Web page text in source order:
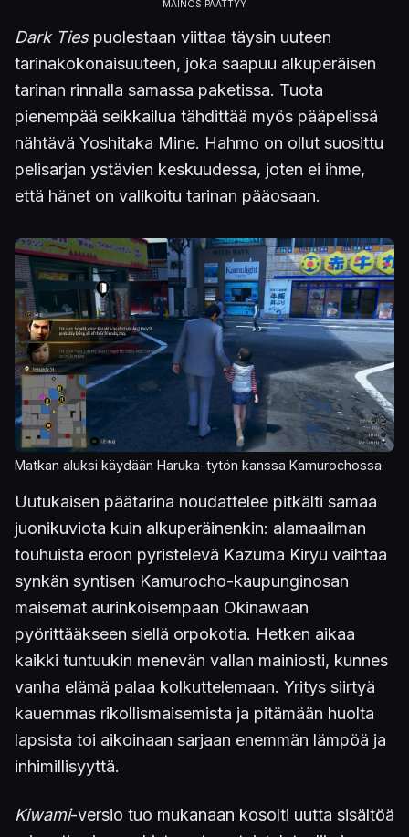
Dark Ties puolestaan viittaa täysin uuteen
tarinakokonaisuuteen, joka saapuu alkuperäisen
tarinan rinnalla samassa paketissa. Tuota
pienempää seikkailua tähdittää myös pääpelissä
nähtävä Yoshitaka Mine. Hahmo on ollut suosittu
pelisarjan ystävien keskuudessa, joten ei ihme,
että hänet on valikoitu tarinan pääosaan.
Kuva
Matkan aluksi käydään Haruka-tytön kanssa Kamurochossa.
Uutukaisen päätarina noudattelee pitkälti samaa
juonikuviota kuin alkuperäinenkin: alamaailman
touhuista eroon pyristelevä Kazuma Kiryu vaihtaa
synkän syntisen Kamurocho-kaupunginosan
maisemat aurinkoisempaan Okinawaan
pyörittääkseen siellä orpokotia. Hetken aikaa
kaikki tuntuukin menevän vallan mainiosti, kunnes
vanha elämä palaa kolkuttelemaan. Yritys siirtyä
kauemmas rikollismaisemista ja pitämään huolta
lapsista toi aikoinaan sarjaan enemmän lämpöä ja
inhimillisyyttä.
Kiwami-versio tuo mukanaan kosolti uutta sisältöä